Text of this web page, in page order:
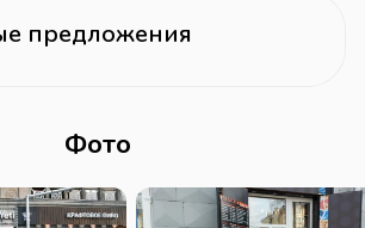
предложения
Фото